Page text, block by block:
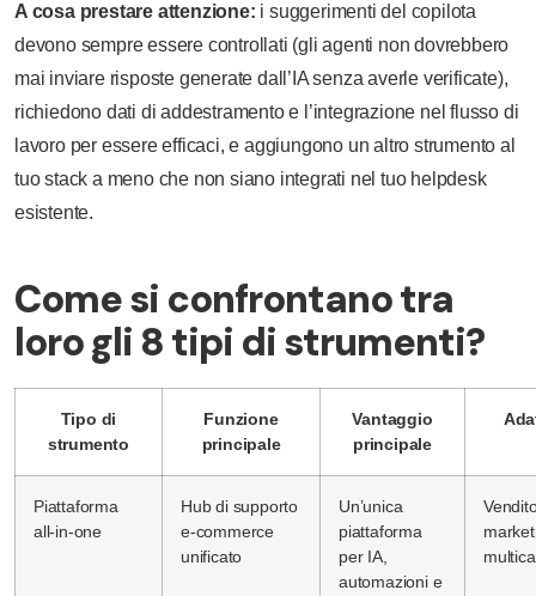
A cosa prestare attenzione: i suggerimenti del copilota
devono sempre essere controllati (gli agenti non dovrebbero
mai inviare risposte generate dall’IA senza averle verificate),
richiedono dati di addestramento e l’integrazione nel flusso di
lavoro per essere efficaci, e aggiungono un altro strumento al
tuo stack a meno che non siano integrati nel tuo helpdesk
esistente.
Come si confrontano tra
loro gli 8 tipi di strumenti?
Tipo di
strumento
Funzione
principale
Vantaggio
principale
Piattaforma
all-in-one
Hub di supporto
e-commerce
unificato
Un’unica
piattaforma
per IA,
automazioni e